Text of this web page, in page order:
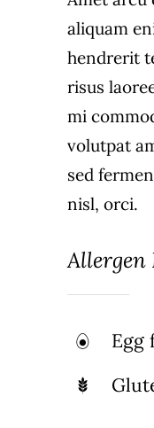
aliquam
hendrerit
risus
mi
volutpat
sed
nisl, orci.
Allergen
Egg